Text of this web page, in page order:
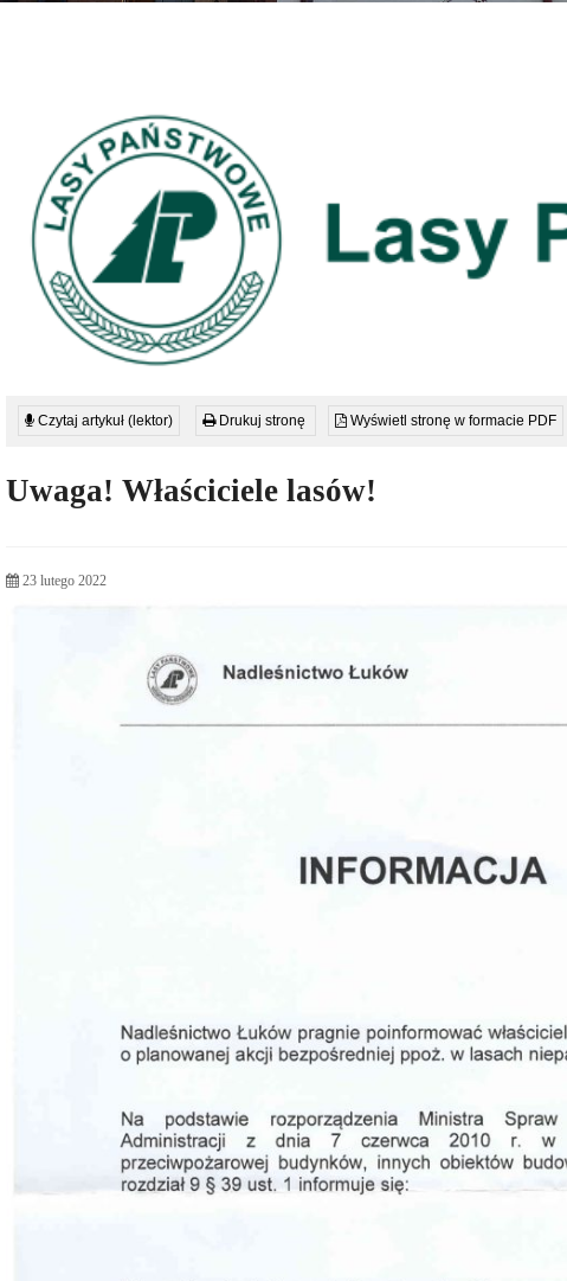
Czytaj artykuł (lektor) Drukuj stronę Wyświetl stronę w formacie PDF
Uwaga! Właściciele lasów!
23 lutego 2022